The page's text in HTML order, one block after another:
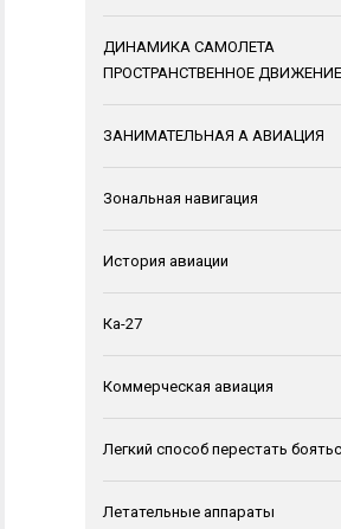
ДИНАМИКА САМОЛЕТА
ПРОСТРАНСТВЕННОЕ ДВИЖЕНИЕ
ЗАНИМАТЕЛЬНАЯ А АВИАЦИЯ
Зональная навигация
История авиации
Ка-27
Коммерческая авиация
Легкий способ перестать
Летательные аппараты